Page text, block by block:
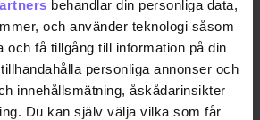
behandlar din personliga data,
och använder teknologi såsom
och få tillgång till information på din
personliga annonser och
innehållsmätning, åskådarinsikter
Du kan själv välja vilka som får